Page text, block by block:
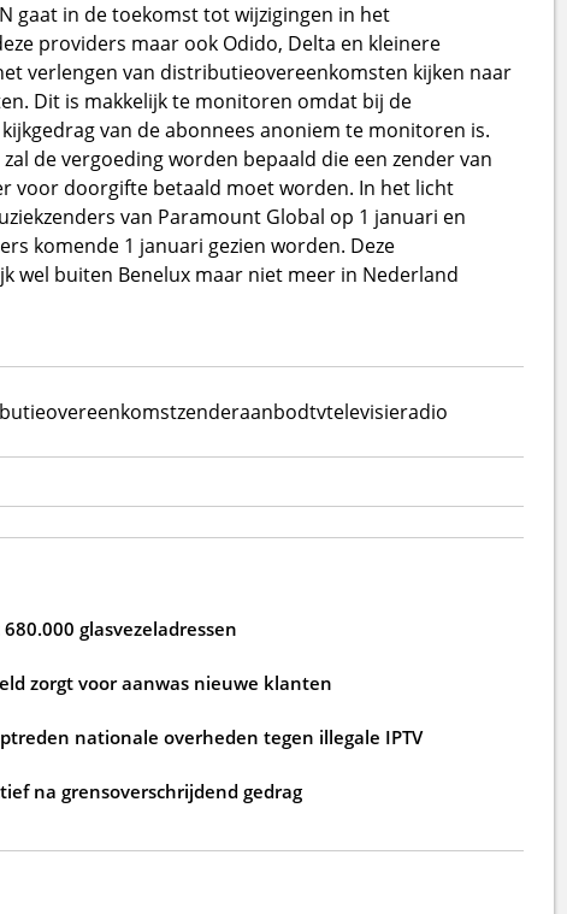
gaat in de toekomst tot wijzigingen in het
providers maar ook Odido, Delta en kleinere
verlengen van distributieovereenkomsten kijken naar
Dit is makkelijk te monitoren omdat bij de
van de abonnees anoniem te monitoren is.
de vergoeding worden bepaald die een zender van
voor doorgifte betaald moet worden. In het licht
van Paramount Global op 1 januari en
komende 1 januari gezien worden. Deze
wel buiten Benelux maar niet meer in Nederland
zenderaanbodtvtelevisieradio
glasvezeladressen
zorgt voor aanwas nieuwe klanten
nationale overheden tegen illegale IPTV
na grensoverschrijdend gedrag